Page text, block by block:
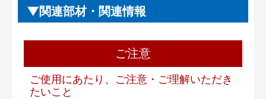
関連部材・関連情報
ご注意
ご使用にあたり、ご注意・ご理解いただき
たいこと